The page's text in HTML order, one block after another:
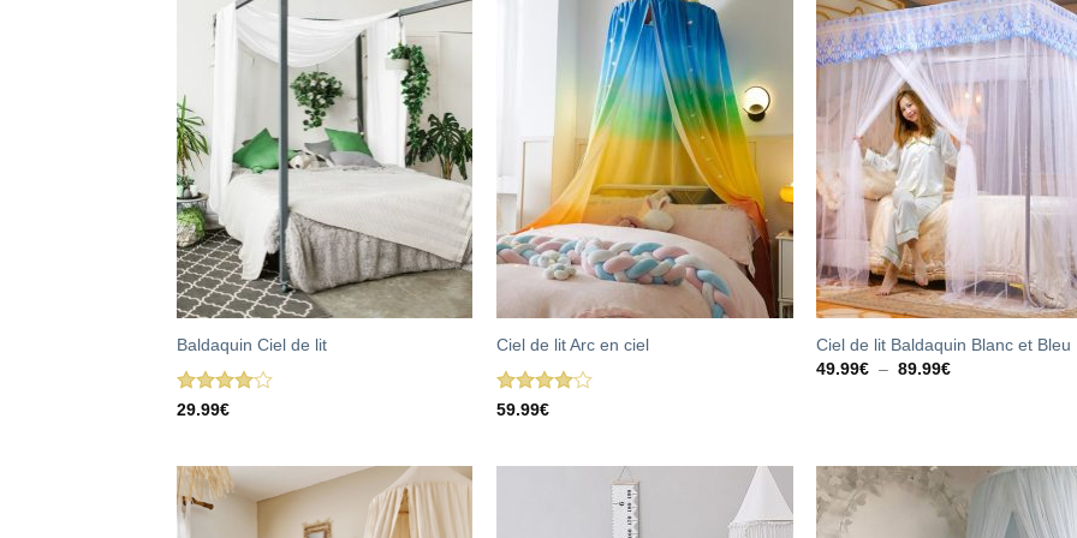
Baldaquin Ciel de lit
Note
29.99€
Ciel de lit Arc en ciel
Note
59.99€
Ciel de lit Baldaquin Blanc et Bleu
49.99€ – 89.99€Plage